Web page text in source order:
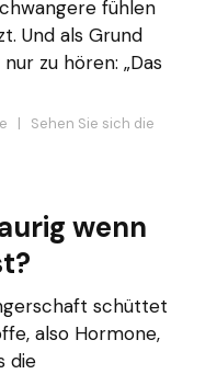
fühlen
Und als Grund
zu hören: „Das
| Sehen Sie sich die
wenn
schüttet
also Hormone,
die